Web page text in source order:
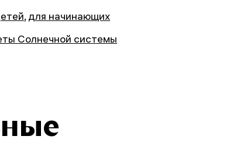
, для начинающих
Солнечной системы